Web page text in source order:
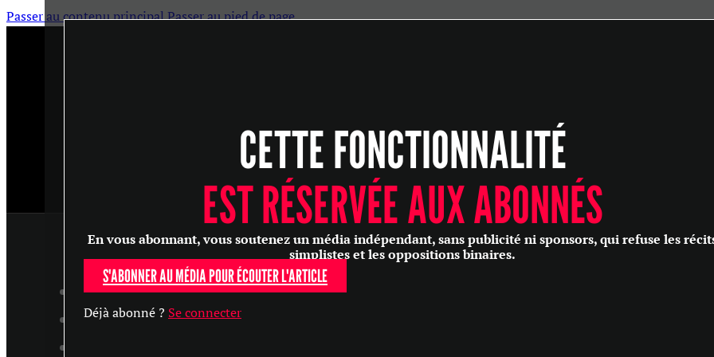
Passer au contenu principalPasser au pied de page
SANTÉ
PHILOSOPHIE
CULTURE
SOCIÉTÉ
ARTICLES
MASTERCLASS
CETTE FONCTIONNALITÉ
EST RÉSERVÉE AUX ABONNÉS
En vous abonnant, vous soutenez un média indépendant, sans publicité ni sponsors, qui refuse les
simplistes et les oppositions binaires.
S'ABONNER AU MÉDIA POUR ÉCOUTER L'ARTICLE
Déjà abonné ? Se connecter